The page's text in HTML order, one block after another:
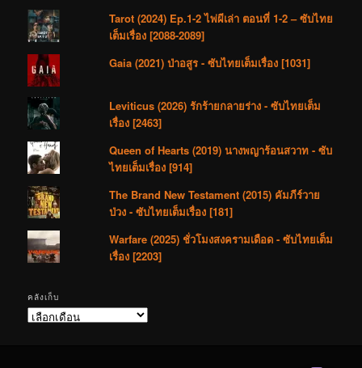
Tarot (2024) Ep.1-2 ไพ่ผีเล่า ตอนที่ 1-2 – ซับไทย
เต็มเรื่อง [2088-2089]
Gaia (2021) ป่าอสูร - ซับไทยเต็มเรื่อง [1031]
Leviticus (2026) รักร้ายกลายร่าง - ซับไทยเต็ม
เรื่อง [2463]
Queen of Hearts (2019) นางพญาร้อนสวาท - ซับ
ไทยเต็มเรื่อง [914]
The Brand New Testament (2015) คัมภีร์วาย
ป่วง - ซับไทยเต็มเรื่อง [181]
Warfare (2025) ชั่วโมงสงครามเดือด - ซับไทยเต็ม
เรื่อง [2203]
คลังเก็บ
คลัง